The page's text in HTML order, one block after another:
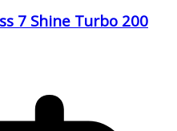
7 Shine Turbo 200